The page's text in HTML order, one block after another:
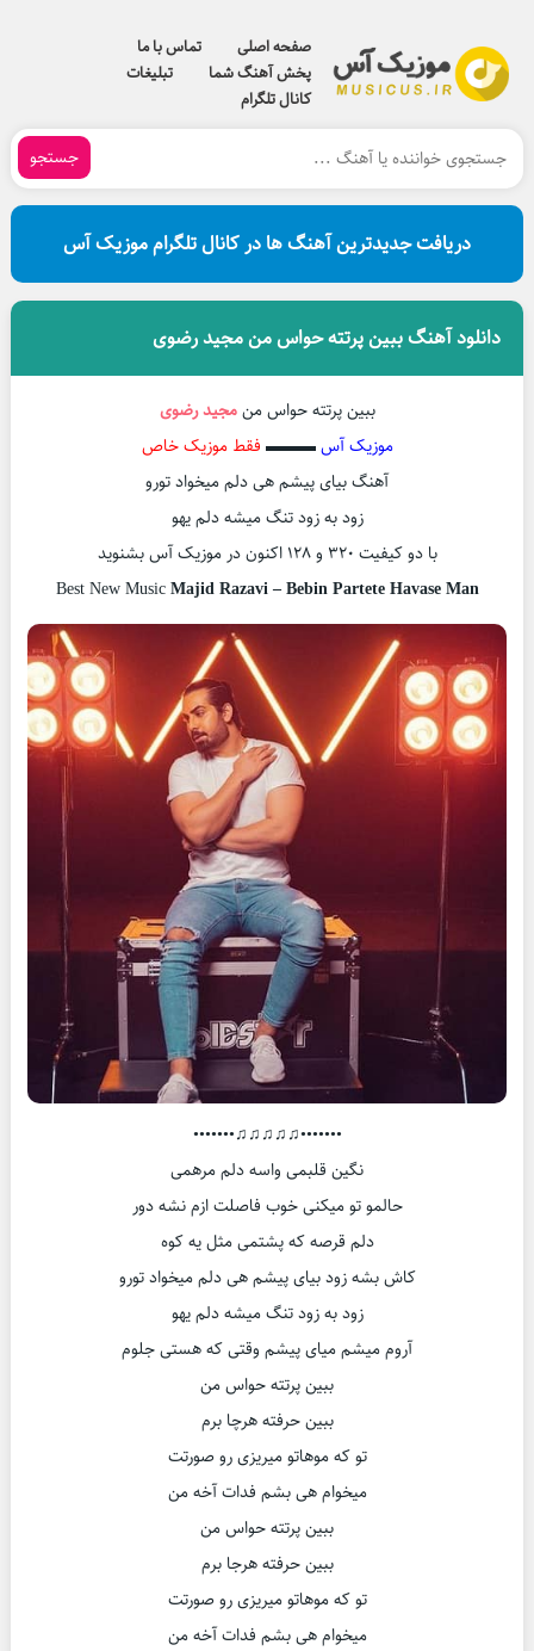
صفحه اصلی
تماس با ما
پخش آهنگ شما
تبلیغات
کانال تلگرام
جستجو
دریافت جدیدترین آهنگ ها در کانال تلگرام موزیک آس
دانلود آهنگ ببین پرتته حواس من مجید رضوی
ببین پرتته حواس منمجید رضوی
موزیک آس▬▬▬ فقط موزیک خاص
آهنگ بیای پیشم هی دلم میخواد تورو
زود به زود تنگ میشه دلم یهو
با دو کیفیت ۳۲۰ و ۱۲۸ اکنون در موزیک آس بشنوید
Best New MusicMajid Razavi – Bebin Partete Havase Man
•••••••♫♫♫♫♫•••••••
نگین قلبمی واسه دلم مرهمی
حالمو تو میکنی خوب فاصلت ازم نشه دور
دلم قرصه که پشتمی مثل یه کوه
کاش بشه زود بیای پیشم هی دلم میخواد تورو
زود به زود تنگ میشه دلم یهو
آروم میشم میای پیشم وقتی که هستی جلوم
ببین پرتته حواس من
ببین حرفته هرچا برم
تو که موهاتو میریزی رو صورتت
میخوام هی بشم فدات آخه من
ببین پرتته حواس من
ببین حرفته هرجا برم
تو که موهاتو میریزی رو صورتت
میخوام هی بشم فدات آخه من